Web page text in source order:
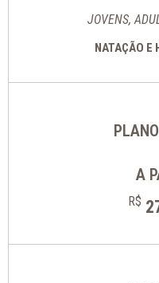
JOVENS,
NATAÇÃO E
A
R$